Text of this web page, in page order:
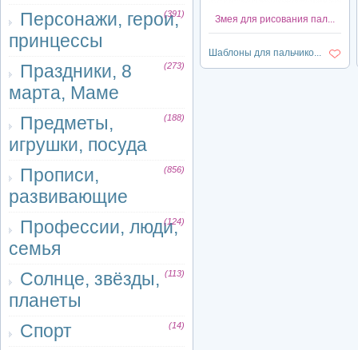
Персонажи, герои,
принцессы
(391)
Праздники, 8
марта, Маме
(273)
Предметы,
игрушки, посуда
(188)
Прописи,
развивающие
(856)
Профессии, люди,
семья
(124)
Солнце, звёзды,
планеты
(113)
Спорт (14)
Змея для рисования пал...
Шаблоны для пальчико...